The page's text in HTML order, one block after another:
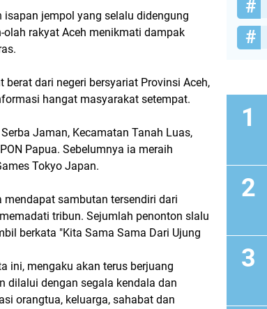
jempol yang selalu didengung
rakyat Aceh menikmati dampak
dari negeri bersyariat Provinsi Aceh,
hangat masyarakat setempat.
Jaman, Kecamatan Tanah Luas,
Papua. Sebelumnya ia meraih
Tokyo Japan.
mendapat sambutan tersendiri dari
tribun. Sejumlah penonton slalu
berkata "Kita Sama Sama Dari Ujung
ini, mengaku akan terus berjuang
dilalui dengan segala kendala dan
orangtua, keluarga, sahabat dan